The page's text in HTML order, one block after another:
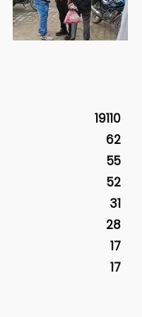
19110
62
55
52
31
28
17
17